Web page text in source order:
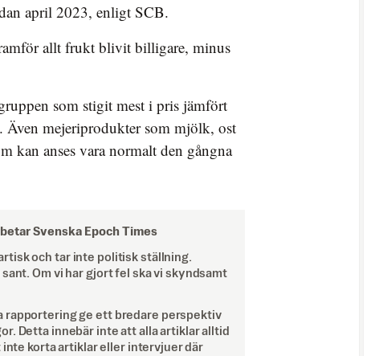
april 2023, enligt SCB.
allt frukt blivit billigare, minus
som stigit mest i pris jämfört
Även mejeriprodukter som mjölk, ost
kan anses vara normalt den gångna
Svenska Epoch Times
och tar inte politisk ställning.
Om vi har gjort fel ska vi skyndsamt
rapportering ge ett bredare perspektiv
Detta innebär inte att alla artiklar alltid
inte korta artiklar eller intervjuer där